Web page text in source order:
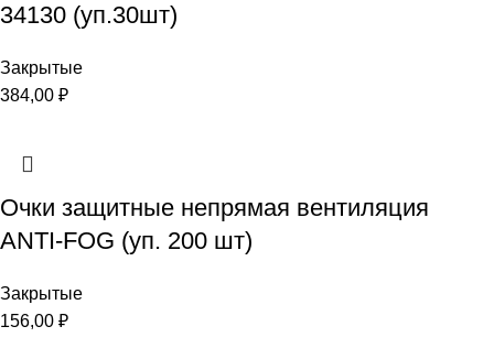
34130 (уп.30шт)
Закрытые
384,00 ₽
Очки защитные непрямая вентиляция
ANTI-FOG (уп. 200 шт)
Закрытые
156,00 ₽